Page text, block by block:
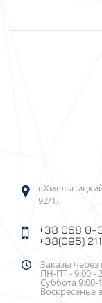
92/1.
+38 068 0-
+38(095)
Заказы через
ПН-ПТ - 9:00 -
Суббота 9:00-
Воскресенье